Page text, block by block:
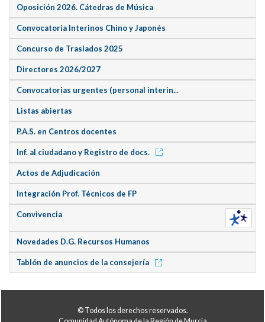
Oposición 2026. Cátedras de Música
Convocatoria Interinos Chino y Japonés
Concurso de Traslados 2025
Directores 2026/2027
Convocatorias urgentes (personal interin...
Listas abiertas
P.A.S. en Centros docentes
Inf. al ciudadano y Registro de docs.
Actos de Adjudicación
Integración Prof. Técnicos de FP
Convivencia
Novedades D.G. Recursos Humanos
Tablón de anuncios de la consejería
© Todos los derechos reservados.